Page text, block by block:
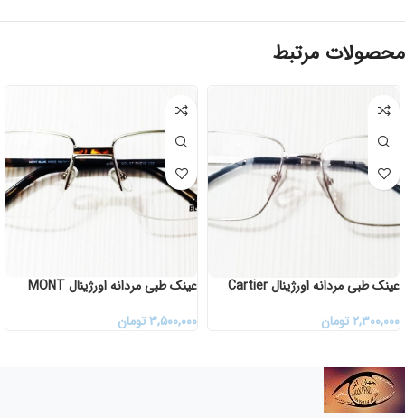
محصولات مرتبط
عینک طبی مردانه اورژینال Cartier
۲,۳۰۰,۰۰۰تومان
عینک طبی مردانه اورژینال MONT
۳,۵۰۰,۰۰۰تومان